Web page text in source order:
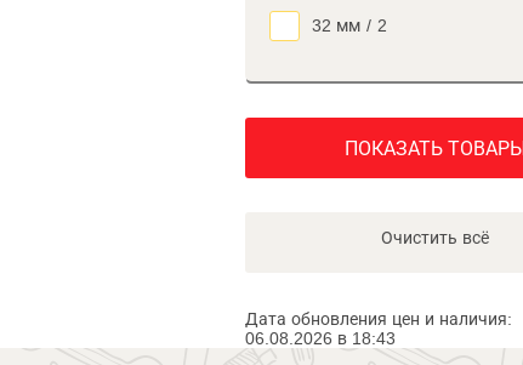
32 мм / 2
ПОКАЗАТЬ ТОВАРЫ
Очистить всё
Дата обновления цен и наличия:
06.08.2026 в 18:43